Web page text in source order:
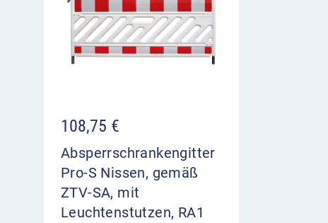
108,75 €
Absperrschrankengitter
Pro-S Nissen, gemäß
ZTV-SA, mit
Leuchtenstutzen, RA1